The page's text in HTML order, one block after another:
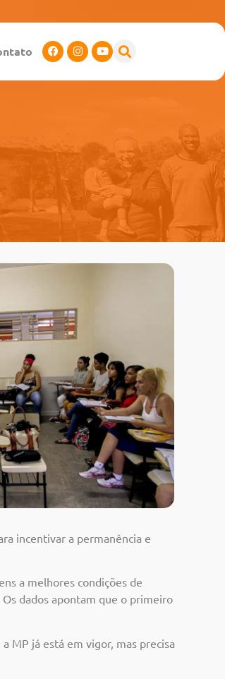
incentivar a permanência e
a melhores condições de
dados apontam que o primeiro
MP já está em vigor, mas precisa